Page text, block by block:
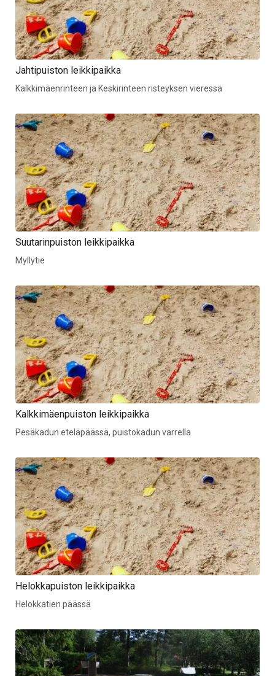
Jahtipuiston leikkipaikka
Kalkkimäenrinteen ja Keskirinteen risteyksen vieressä
Suutarinpuiston leikkipaikka
Myllytie
Kalkkimäenpuiston leikkipaikka
Pesäkadun eteläpäässä, puistokadun varrella
Helokkapuiston leikkipaikka
Helokkatien päässä